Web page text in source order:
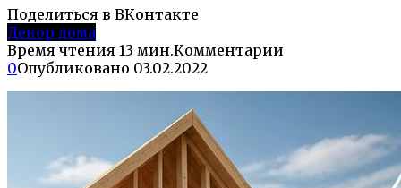
Поделиться в ВКонтакте
Декор дома
Время чтения 13 мин.Комментарии
0Опубликовано 03.02.2022